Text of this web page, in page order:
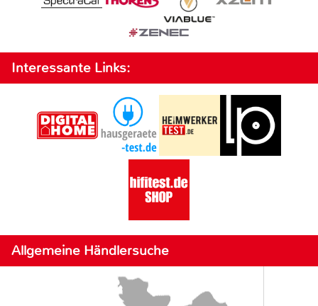
Interessante Links:
Allgemeine Händlersuche